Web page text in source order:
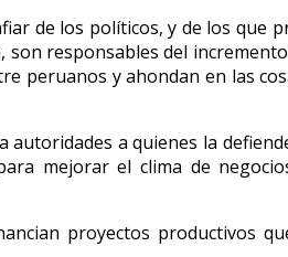
de los políticos, y de los que
responsables del
peruanos y ahondan en las
a quienes la
mejorar el clima de
proyectos productivos